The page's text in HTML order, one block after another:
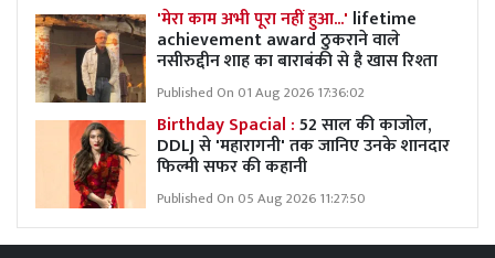
'मेरा काम अभी पूरा नहीं हुआ...' lifetime
achievement award ठुकराने वाले
नसीरुद्दीन शाह का बाराबंकी से है खास रिश्ता
Published On 01 Aug 2026 17:36:02
Birthday Spacial :52 साल की काजोल,
DDLJ से 'महारागनी' तक जानिए उनके शानदार
फिल्मी सफर की कहानी
Published On 05 Aug 2026 11:27:50